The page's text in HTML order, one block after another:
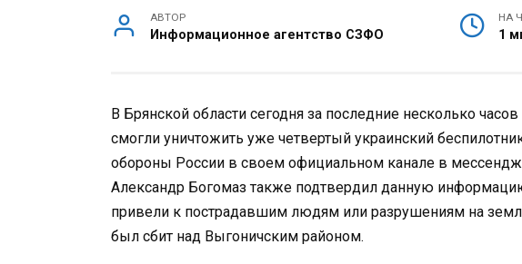
АВТОР
Информационное агентство СЗФО
НА
1
В Брянской области сегодня за последние несколько
смогли уничтожить уже четвертый украинский
обороны России в своем официальном канале в
Александр Богомаз также подтвердил данную
привели к пострадавшим людям или разрушениям на
был сбит над Выгоничским районом.